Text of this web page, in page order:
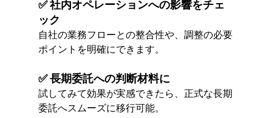
✅ 社内オペレーションへの影響をチェ
ック
自社の業務フローとの整合性や、調整の必要
ポイントを明確にできます。
✅ 長期委託への判断材料に
試してみて効果が実感できたら、正式な長期
委託へスムーズに移行可能。